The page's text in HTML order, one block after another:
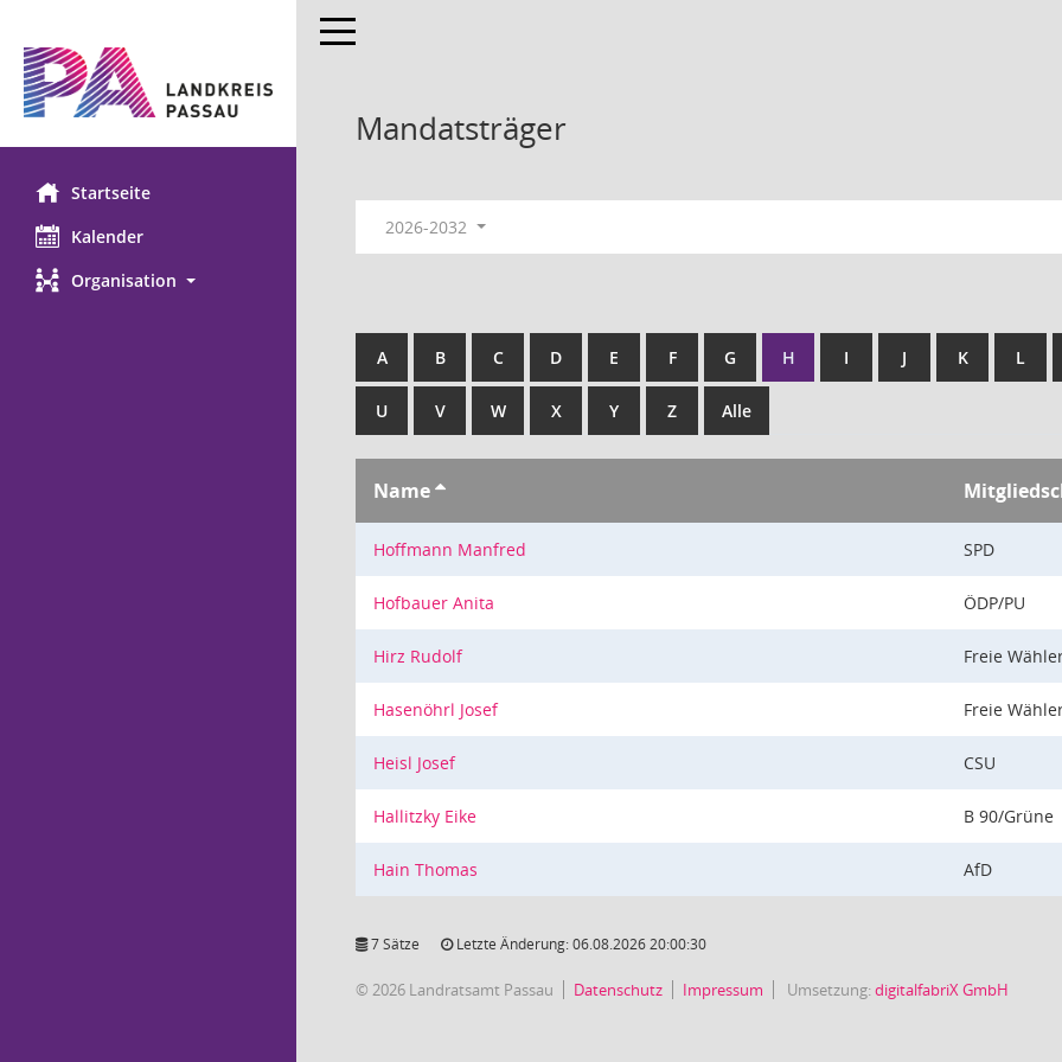
Startseite
Kalender
Organisation
Toggle navigation
Mandatsträger
2026-2032
A B C D E F G H I J K L
U V W X Y Z Alle
Name
Hoffmann Manfred SPD
Hofbauer Anita ÖDP/PU
Hirz Rudolf Freie
Hasenöhrl Josef Freie
Heisl Josef CSU
Hallitzky Eike B 90/Grüne
Hain Thomas AfD
7 Sätze Letzte Änderung: 06.08.2026 20:00:30
© 2026 Landratsamt Passau Datenschutz Impressum Umsetzung:digitalfabriX GmbH